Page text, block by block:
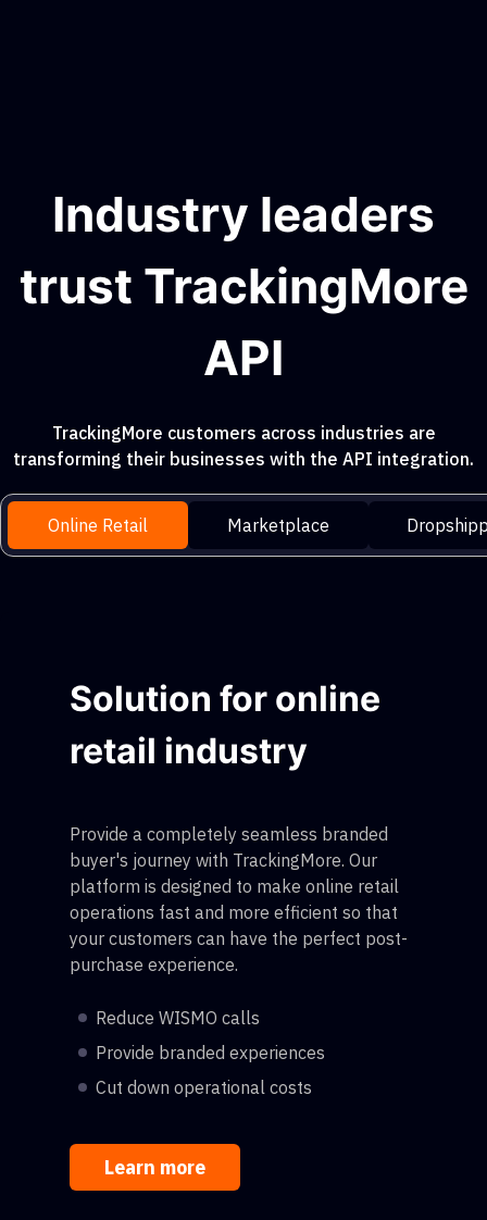
Industry leaders
trust TrackingMore
API
TrackingMore customers across industries are
transforming their businesses with the API integration.
Online Retail Marketplace
Solution for online
retail industry
Provide a completely seamless branded
buyer's journey with TrackingMore. Our
platform is designed to make online retail
operations fast and more efficient so that
your customers can have the perfect post-
purchase experience.
Reduce WISMO calls
Provide branded experiences
Cut down operational costs
Learn more